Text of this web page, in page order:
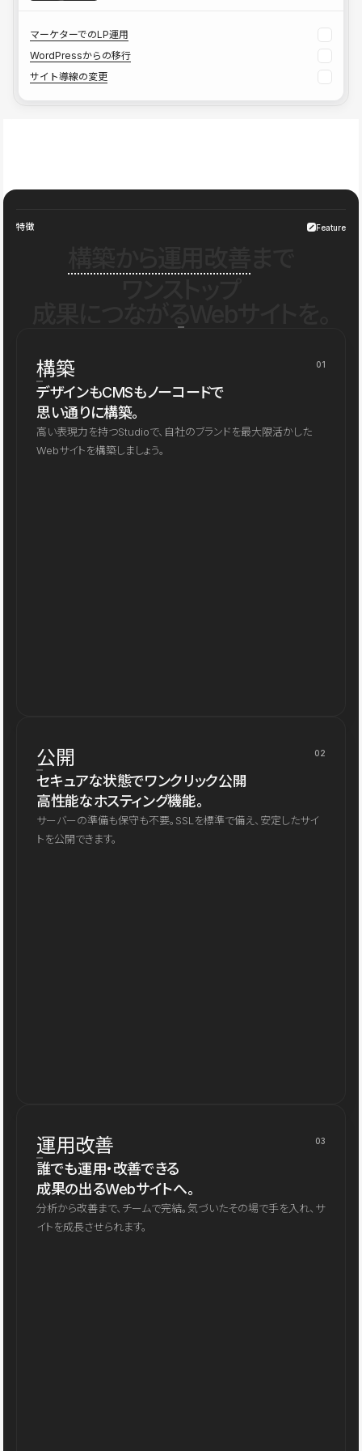
マーケターでのLP運用
WordPressからの移行
サイト導線の変更
特徴 Feature
構築 01
デザインもCMSもノーコードで
思い通りに構築。
高い表現力を持つStudioで、自社のブランドを最大限活かした
Webサイトを構築しましょう。
公開 02
セキュアな状態でワンクリック公開
高性能なホスティング機能。
サーバーの準備も保守も不要。SSLを標準で備え、安定したサイ
トを公開できます。
運用改善 03
誰でも運用・改善できる
成果の出るWebサイトへ。
分析から改善まで、チームで完結。気づいたその場で手を入れ、サ
イトを成長させられます。